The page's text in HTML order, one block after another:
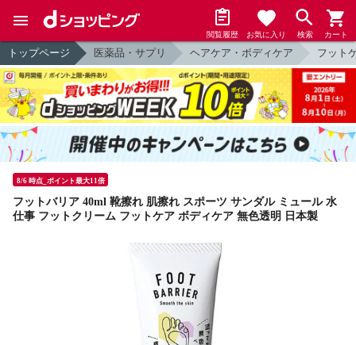
閲覧履歴 お気に入り 検索 カート
トップページ 医薬品・サプリ ヘアケア・ボディケア フット
8/6 時点_ポイント最大11倍
フットバリア 40ml 靴擦れ 肌擦れ スポーツ サンダル ミュール 水
仕事 フットクリーム フットケア ボディケア 無色透明 日本製